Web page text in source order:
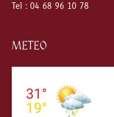
Tel : 04 68 96 10 78
METEO